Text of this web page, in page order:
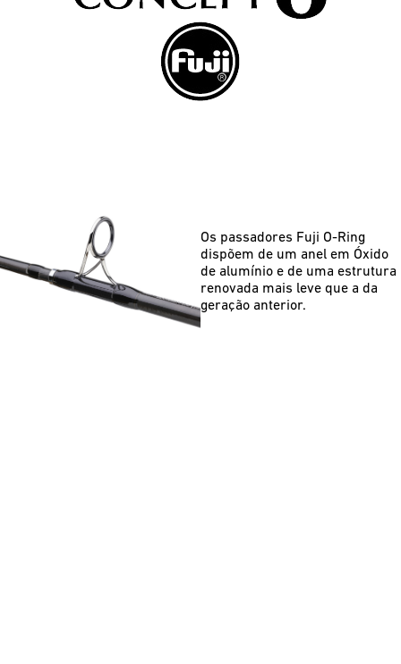
Os passadores Fuji O-Ring
dispõem de um anel em Óxido
de alumínio e de uma estrutura
renovada mais leve que a da
geração anterior.